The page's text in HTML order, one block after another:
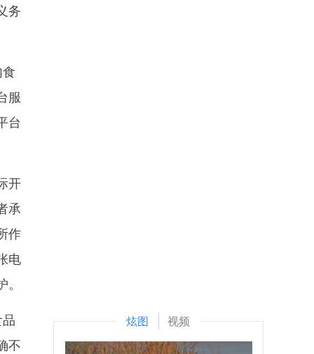
务
服
台
开
承
作
电
不
炫图 视频